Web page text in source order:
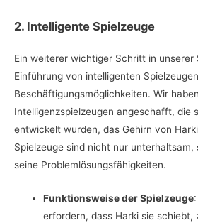
2. Intelligente Spielzeuge
Ein weiterer wichtiger Schritt in unserer
Einführung von intelligenten
Beschäftigungsmöglichkeiten. Wir
Intelligenzspielzeugen angeschafft, die
entwickelt wurden, das Gehirn von
Spielzeuge sind nicht nur
seine Problemlösungsfähigkeiten.
Funktionsweise der Spielzeuge
erfordern, dass Harki sie schiebt,